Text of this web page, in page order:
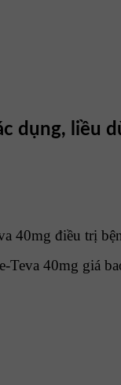
dụng, liều
40mg điều trị
40mg giá